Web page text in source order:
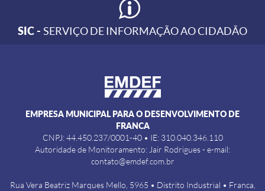
SIC - SERVIÇO DE INFORMAÇÃO AO CIDADÃO
EMPRESA MUNICIPAL PARA O DESENVOLVIMENTO DE
FRANCA
CNPJ: 44.450.237/0001-40 • IE: 310.040.346.110
Autoridade de Monitoramento: Jair Rodrigues - e-mail:
contato@emdef.com.br
Rua Vera Beatriz Marques Mello, 5965 • Distrito Industrial • Franca,